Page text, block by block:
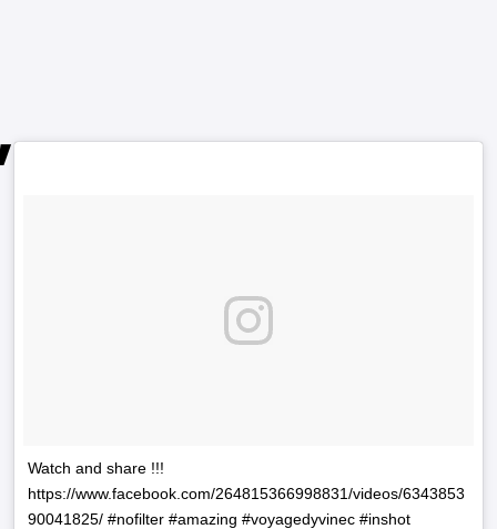
Watch and share !!!
https://www.facebook.com/264815366998831/videos/6343853
90041825/ #nofilter #amazing #voyagedyvinec #inshot